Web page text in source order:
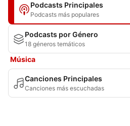
Podcasts Principales
Podcasts más populares
Podcasts por Género
18 géneros temáticos
Música
Canciones Principales
Canciones más escuchadas